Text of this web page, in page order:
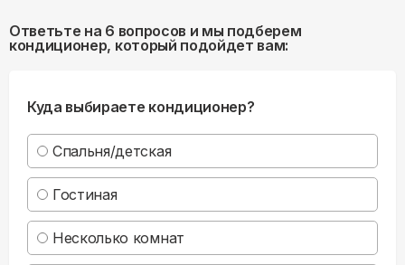
Ответьте на 6 вопросов и мы подберем
кондиционер, который подойдет вам:
Куда выбираете кондиционер?
Спальня/детская
Гостиная
Несколько комнат